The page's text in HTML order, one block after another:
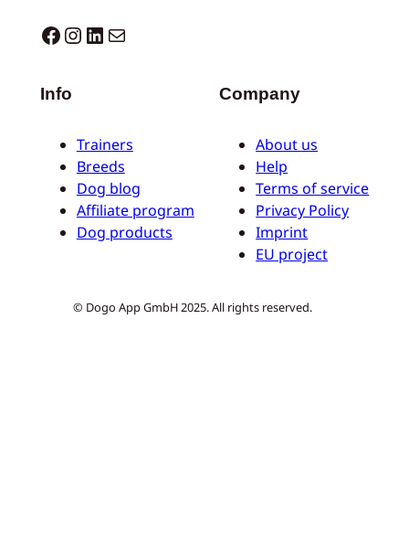
Dogo facebook InstagramLinkedIn E-mail
Info
Trainers
Breeds
Dog blog
Affiliate program
Dog products
Company
About us
Help
Terms of service
Privacy Policy
Imprint
EU project
© Dogo App GmbH 2025. All rights reserved.